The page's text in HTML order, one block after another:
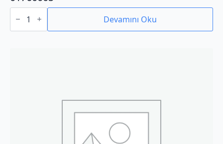
01760005
adet Devamını Oku